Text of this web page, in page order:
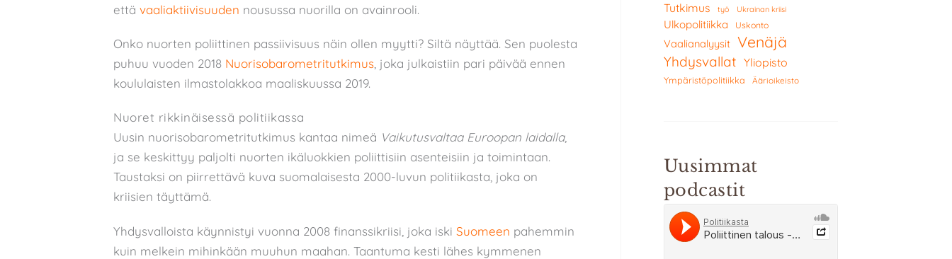
että vaaliaktiivisuuden nousussa nuorilla on avainrooli.
Onko nuorten poliittinen passiivisuus näin ollen myytti? Siltä näyttää. Sen puolesta
puhuu vuoden 2018 Nuorisobarometritutkimus , joka julkaistiin pari päivää ennen
koululaisten ilmastolakkoa maaliskuussa 2019.
Nuoret rikkinäisessä politiikassa
Uusin nuorisobarometritutkimus kantaa nimeä Vaikutusvaltaa Euroopan laidalla,
ja se keskittyy paljolti nuorten ikäluokkien poliittisiin asenteisiin ja toimintaan.
Taustaksi on piirrettävä kuva suomalaisesta 2000-luvun politiikasta, joka on
kriisien täyttämä.
Yhdysvalloista käynnistyi vuonna 2008 finanssikriisi, joka iski Suomeen pahemmin
kuin melkein mihinkään muuhun maahan. Taantuma kesti lähes kymmenen
Tutkimus työ Ukrainan kriisi
Ulkopolitiikka Uskonto
Vaalianalyysit Venäjä
Yhdysvallat Yliopisto
Ympäristöpolitiikka Äärioikeisto
Uusimmat
podcastit